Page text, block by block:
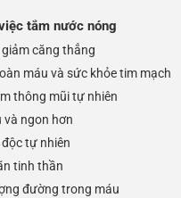
tắm nước nóng
căng thẳng
máu và sức khỏe tim mạch
thông mũi tự nhiên
và ngon hơn
tự nhiên
tinh thần
đường trong máu